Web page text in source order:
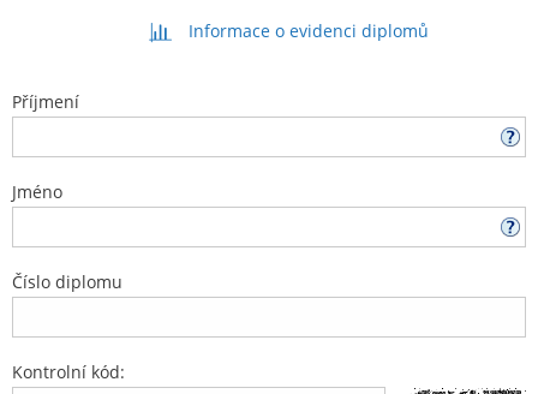
Informace o evidenci diplomů
Příjmení
Jméno
Číslo diplomu
Kontrolní kód: